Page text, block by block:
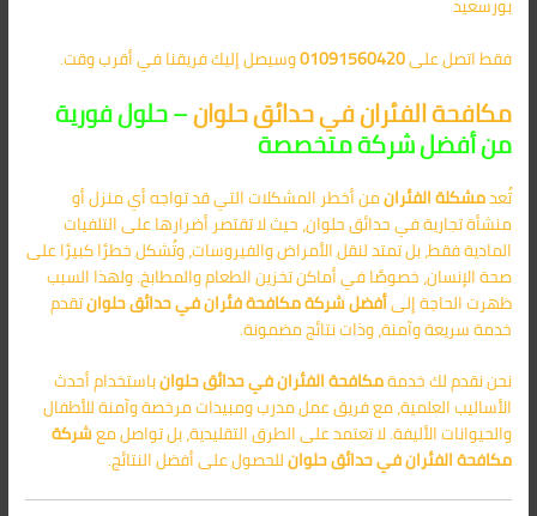
فقط اتصل على01091560420وسيصل إليك فريقنا في أقرب وقت.
مكافحة الفئران في حدائق حلوان– حلول فورية
من أفضل شركة متخصصة
تُعدمشكلة الفئرانمن أخطر المشكلات التي قد تواجه أي منزل أو
منشأة تجارية في حدائق حلوان، حيث لا تقتصر أضرارها على التلفيات
المادية فقط، بل تمتد لنقل الأمراض والفيروسات، وتُشكل خطرًا كبيرًا على
صحة الإنسان، خصوصًا في أماكن تخزين الطعام والمطابخ. ولهذا السبب
ظهرت الحاجة إلىأفضل شركة مكافحة فئران في حدائق حلوانتقدم
خدمة سريعة وآمنة، وذات نتائج مضمونة.
نحن نقدم لك خدمةمكافحة الفئران في حدائق حلوانباستخدام أحدث
الأساليب العلمية، مع فريق عمل مدرب ومبيدات مرخصة وآمنة للأطفال
والحيوانات الأليفة. لا تعتمد على الطرق التقليدية، بل تواصل معشركة
مكافحة الفئران في حدائق حلوانللحصول على أفضل النتائج.